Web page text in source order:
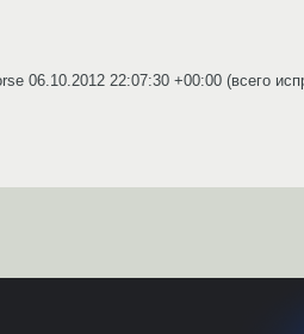
06.10.2012 22:07:30 +00:00 (всего